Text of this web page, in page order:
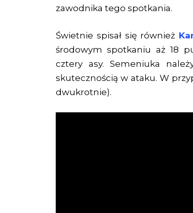
zawodnika tego spotkania.
Świetnie spisał się również
środowym spotkaniu aż 18
cztery asy. Semeniuka
skutecznością w ataku. W
dwukrotnie).